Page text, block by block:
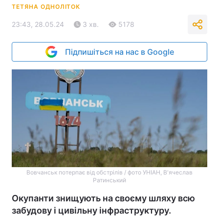
ТЕТЯНА ОДНОЛІТОК
23:43, 28.05.24 3 хв. 5178
Підпишіться на нас в Google
Вовчанськ потерпає від обстрілів / фото УНІАН, В'ячеслав
Ратинський
Окупанти знищують на своєму шляху всю
забудову і цивільну інфраструктуру.